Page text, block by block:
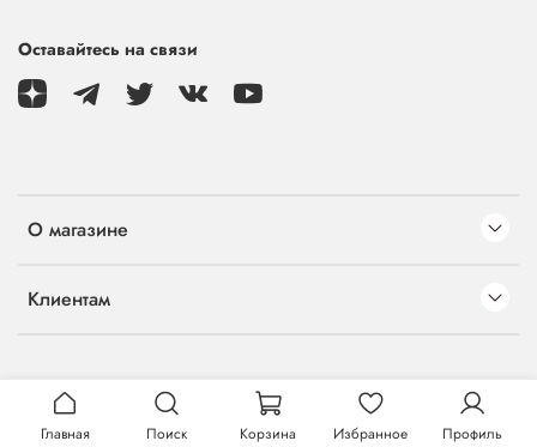
О магазине
Клиентам
Оставайтесь на связи
Главная Поиск Корзина Избранное Профиль